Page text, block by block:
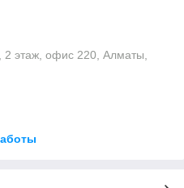
2 этаж, офис 220, Алматы,